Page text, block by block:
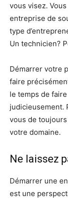
vous visez.
entreprise de
type
Un technicien?
Démarrer votre
faire
le temps de
judicieusement.
vous de
votre domaine.
Ne laissez
Démarrer une
est une